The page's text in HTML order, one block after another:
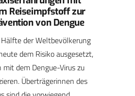
Reiseimpfstoff zur
von Dengue
Hälfte der Weltbevölkerung
dem Risiko ausgesetzt,
mit dem Dengue-Virus zu
Überträgerinnen des